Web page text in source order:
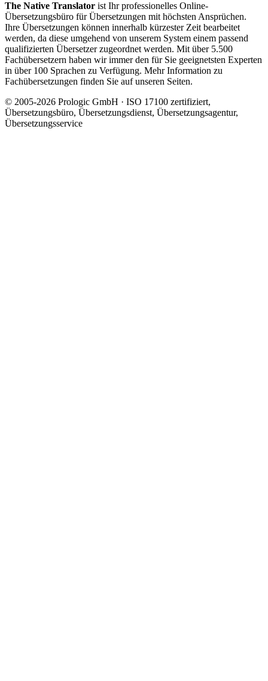
The Native Translator ist Ihr professionelles Online-
Übersetzungsbüro für Übersetzungen mit höchsten Ansprüchen.
Ihre Übersetzungen können innerhalb kürzester Zeit bearbeitet
werden, da diese umgehend von unserem System einem passend
qualifizierten Übersetzer zugeordnet werden. Mit über 5.500
Fachübersetzern haben wir immer den für Sie geeignetsten Experten
in über 100 Sprachen zu Verfügung. Mehr Information zu
Fachübersetzungen finden Sie auf unseren Seiten.
© 2005-2026 Prologic GmbH · ISO 17100 zertifiziert,
Übersetzungsbüro, Übersetzungsdienst, Übersetzungsagentur,
Übersetzungsservice